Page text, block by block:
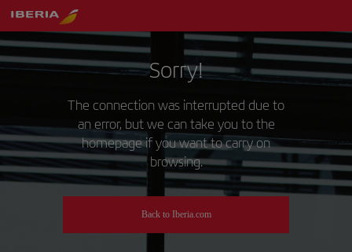
Sorry!
The connection was interrupted due to
an error, but we can take you to the
homepage if you want to carry on
browsing.
Back to Iberia.com